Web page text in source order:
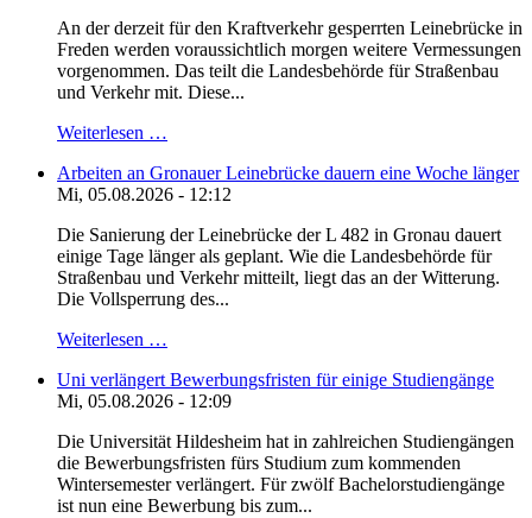
An der derzeit für den Kraftverkehr gesperrten Leinebrücke in
Freden werden voraussichtlich morgen weitere Vermessungen
vorgenommen. Das teilt die Landesbehörde für Straßenbau
und Verkehr mit. Diese...
Weiterlesen …
Arbeiten an Gronauer Leinebrücke dauern eine Woche länger
Mi, 05.08.2026 - 12:12
Die Sanierung der Leinebrücke der L 482 in Gronau dauert
einige Tage länger als geplant. Wie die Landesbehörde für
Straßenbau und Verkehr mitteilt, liegt das an der Witterung.
Die Vollsperrung des...
Weiterlesen …
Uni verlängert Bewerbungsfristen für einige Studiengänge
Mi, 05.08.2026 - 12:09
Die Universität Hildesheim hat in zahlreichen Studiengängen
die Bewerbungsfristen fürs Studium zum kommenden
Wintersemester verlängert. Für zwölf Bachelorstudiengänge
ist nun eine Bewerbung bis zum...